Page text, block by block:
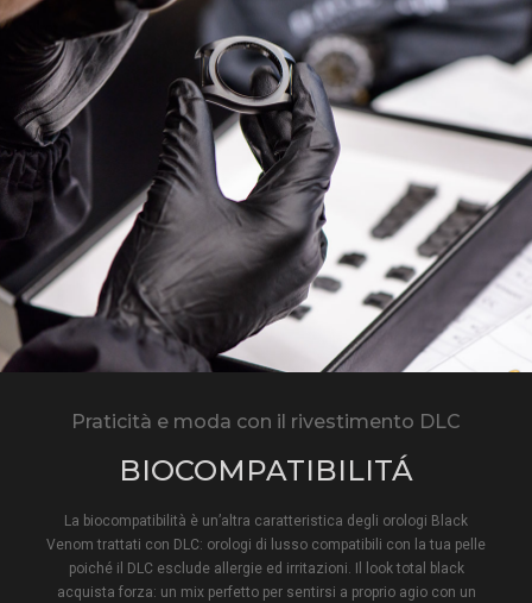
Praticità e moda con il rivestimento DLC
BIOCOMPATIBILITÁ
La biocompatibilità è un’altra caratteristica degli orologi Black
Venom trattati con DLC: orologi di lusso compatibili con la tua pelle
poiché il DLC esclude allergie ed irritazioni. Il look total black
acquista forza: un mix perfetto per sentirsi a proprio agio con un